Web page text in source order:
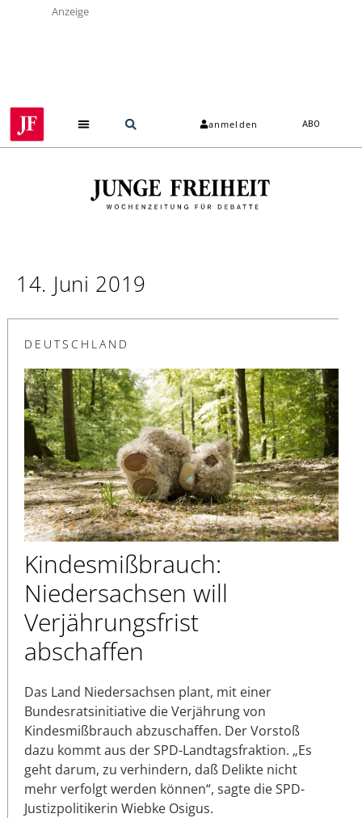
Anzeige
anmelden ABO
14. Juni 2019
DEUTSCHLAND
Kindesmißbrauch:
Niedersachsen will
Verjährungsfrist
abschaffen
Das Land Niedersachsen plant, mit einer
Bundesratsinitiative die Verjährung von
Kindesmißbrauch abzuschaffen. Der Vorstoß
dazu kommt aus der SPD-Landtagsfraktion. „Es
geht darum, zu verhindern, daß Delikte nicht
mehr verfolgt werden können“, sagte die SPD-
Justizpolitikerin Wiebke Osigus.